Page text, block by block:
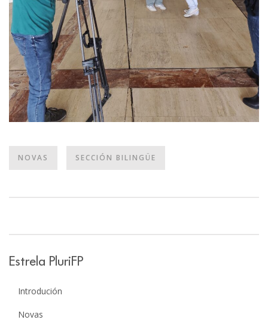
NOVAS SECCIÓN BILINGÜE
Estrela PluriFP
Introdución
Novas